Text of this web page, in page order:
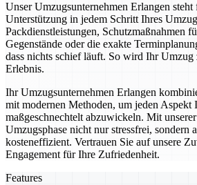
Unser Umzugsunternehmen Erlangen
Unterstützung in jedem Schritt Ihres
Packdienstleistungen, Schutzmaßnahmen
Gegenstände oder die exakte
dass nichts schief läuft. So wird Ihr Umzug
Erlebnis.
Ihr Umzugsunternehmen Erlangen
mit modernen Methoden, um jeden Aspekt
maßgeschnechtelt abzuwickeln. Mit
Umzugsphase nicht nur stressfrei, sondern
kosteneffizient. Vertrauen Sie auf unsere
Engagement für Ihre Zufriedenheit.
Features